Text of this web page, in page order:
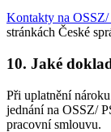
Kontakty na
stránkách České
10. Jaké
Při uplatnění
jednání na OSSZ/
pracovní smlouvu.